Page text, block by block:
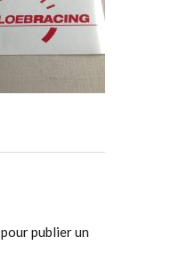
pour publier un